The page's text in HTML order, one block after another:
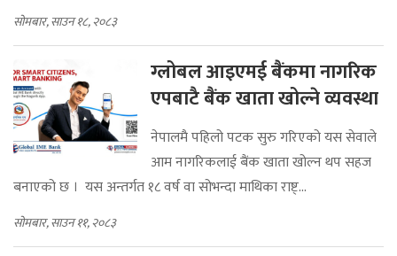
सोमबार, साउन १८, २०८३
ग्लोबल आइएमई बैंकमा नागरिक
एपबाटै बैंक खाता खोल्ने व्यवस्था
नेपालमै पहिलो पटक सुरु गरिएको यस सेवाले
आम नागरिकलाई बैंक खाता खोल्न थप सहज
बनाएको छ । यस अन्तर्गत १८ वर्ष वा सोभन्दा माथिका राष्ट्...
सोमबार, साउन ११, २०८३